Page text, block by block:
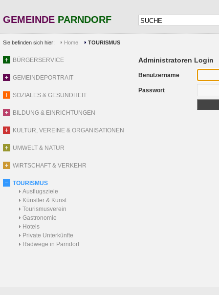
GEMEINDE PARNDORF
Sie befinden sich hier: Home TOURISMUS
BÜRGERSERVICE
GEMEINDEPORTRAIT
SOZIALES & GESUNDHEIT
BILDUNG & EINRICHTUNGEN
KULTUR, VEREINE & ORGANISATIONEN
UMWELT & NATUR
WIRTSCHAFT & VERKEHR
TOURISMUS
Ausflugsziele
Künstler & Kunst
Tourismusverein
Gastronomie
Hotels
Private Unterkünfte
Radwege in Parndorf
Administratoren Login
Benutzername
Passwort